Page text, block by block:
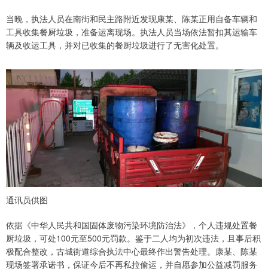
当晚，执法人员在南街和民主路附近发现康某、陈某正用自备车辆和
工具收集餐厨垃圾，准备运离现场。执法人员当场依法暂扣其运输车
辆及收运工具，并对已收集的餐厨垃圾进行了无害化处置。
通讯员供图
依据《中华人民共和国固体废物污染环境防治法》，个人违规处置餐
厨垃圾，可处100元至500元罚款。鉴于二人均为初次违法，且事后积
极配合整改，古城街道综合执法中心最终作出警告处理。康某、陈某
现场签署承诺书，保证今后不再私拉偷运，并自愿参加公益减罚服务